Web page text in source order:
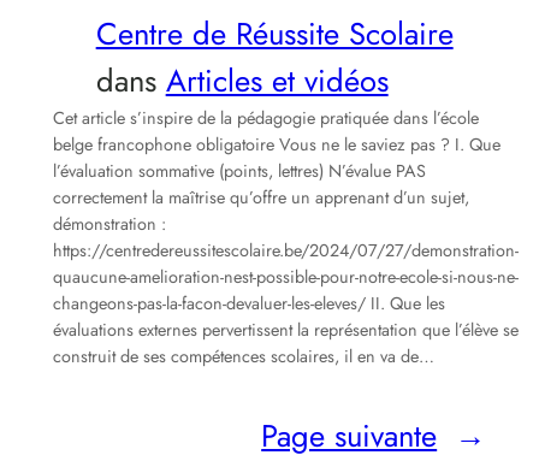
Centre de Réussite Scolaire
dans Articles et vidéos
Cet article s’inspire de la pédagogie pratiquée dans l’école
belge francophone obligatoire Vous ne le saviez pas ? I. Que
l’évaluation sommative (points, lettres) N’évalue PAS
correctement la maîtrise qu’offre un apprenant d’un sujet,
démonstration :
https://centredereussitescolaire.be/2024/07/27/demonstration-
quaucune-amelioration-nest-possible-pour-notre-ecole-si-nous-ne-
changeons-pas-la-facon-devaluer-les-eleves/ II. Que les
évaluations externes pervertissent la représentation que l’élève se
construit de ses compétences scolaires, il en va de…
Page suivante →